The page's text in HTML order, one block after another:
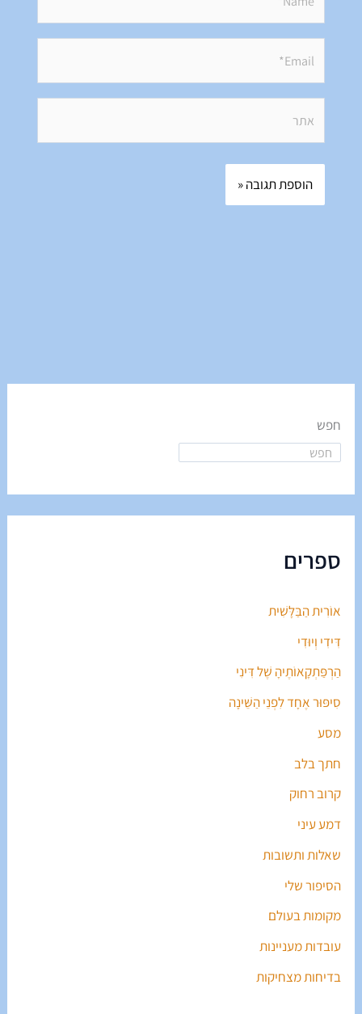
חפש
ספרים
אוֹרִית הַבַּלָּשִׁית
דִּידִי וְיוּדִי
הַרְפַּתְקָאוֹתֶיהָ שֶׁל דִּינִי
סִיפּוּר אֶחָד לִפְנֵי הַשֵּׁינָה
מסע
חתך בלב
קרוב רחוק
דמע עיני
שאלות ותשובות
הסיפור שלי
מקומות בעולם
עובדות מעניינות
בדיחות מצחיקות